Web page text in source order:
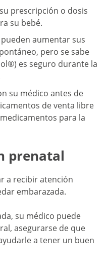
prescripción o dosis
su bebé.
aumentar sus
pero se sabe
es seguro durante la
su médico antes de
de venta libre
para la
prenatal
a recibir atención
embarazada.
su médico puede
asegurarse de que
a tener un buen